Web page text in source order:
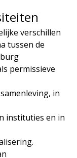
verschillen
tussen de
permissieve
in
instituties en in